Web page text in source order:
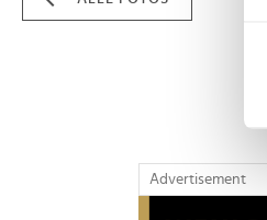
Advertisement